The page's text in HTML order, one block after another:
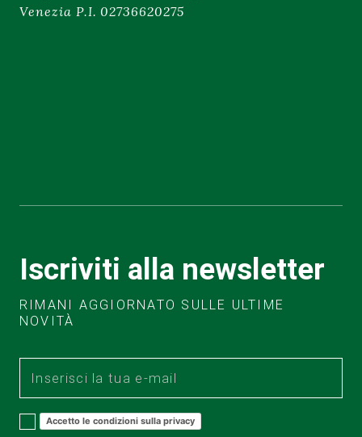
Venezia P.I. 02736620275
Iscriviti alla newsletter
RIMANI AGGIORNATO SULLE ULTIME
NOVITÀ
Accetto le condizioni sulla privacy